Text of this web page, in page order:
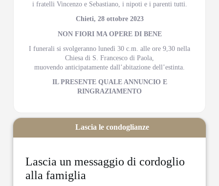
i fratelli Vincenzo e Sebastiano, i nipoti e i parenti tutti.
Chieti, 28 ottobre 2023
NON FIORI MA OPERE DI BENE
I funerali si svolgeranno lunedì 30 c.m. alle ore 9,30 nella
Chiesa di S. Francesco di Paola,
muovendo anticipatamente dall’abitazione dell’estinta.
IL PRESENTE QUALE ANNUNCIO E
RINGRAZIAMENTO
Lascia un messaggio di cordoglio
alla famiglia
Lascia le condoglianze